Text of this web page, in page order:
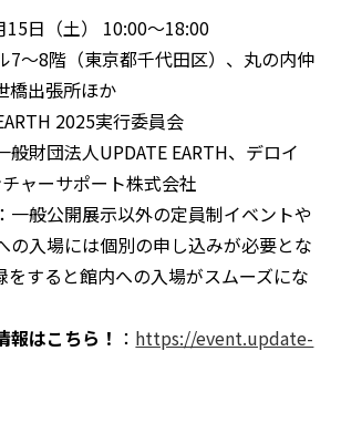
15日（土） 10:00〜18:00
7〜8階（東京都千代田区）、丸の内仲
橋出張所ほか
2025実行委員会
般財団法人UPDATE EARTH、デロイ
ャーサポート株式会社
：一般公開展示以外の定員制イベントや
の入場には個別の申し込みが必要とな
をすると館内への入場がスムーズにな
報はこちら！ ： https://event.update-